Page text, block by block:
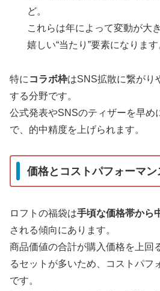
ど。
これらは年によって変動が大
嬉しい“当たり”要素になります
特に コラボ枠はSNS拡散に繋がり
する分野です。
公式発表やSNSのティザーを早め
で、的中精度を上げられます。
価格とコストパフォーマン
ロフトの福袋は手頃な価格帯から
される傾向にあります。
商品価値の合計が購入価格を上回
るセットが多いため、コストパフ
です。